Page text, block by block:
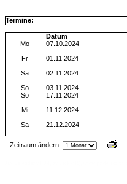
Termine:
Datum
Mo
07.10.2024
Fr
01.11.2024
Sa
02.11.2024
So
03.11.2024
So
17.11.2024
Mi
11.12.2024
Sa
21.12.2024
Zeitraum ändern: